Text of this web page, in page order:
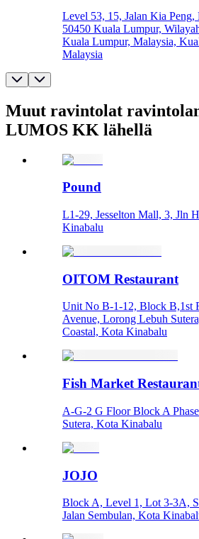
Level 53, 15, Jalan Kia Peng,
50450 Kuala Lumpur,
Kuala Lumpur, Malaysia,
Malaysia
Muut ravintolat
LUMOS KK lähellä
Pound
L1-29, Jesselton Mall, 3, Jln
Kinabalu
OITOM Restaurant
Unit No B-1-12, Block B,1st
Avenue, Lorong Lebuh
Coastal, Kota Kinabalu
Fish Market
A-G-2 G Floor Block A
Sutera, Kota Kinabalu
JOJO
Block A, Level 1, Lot 3-3A,
Jalan Sembulan, Kota